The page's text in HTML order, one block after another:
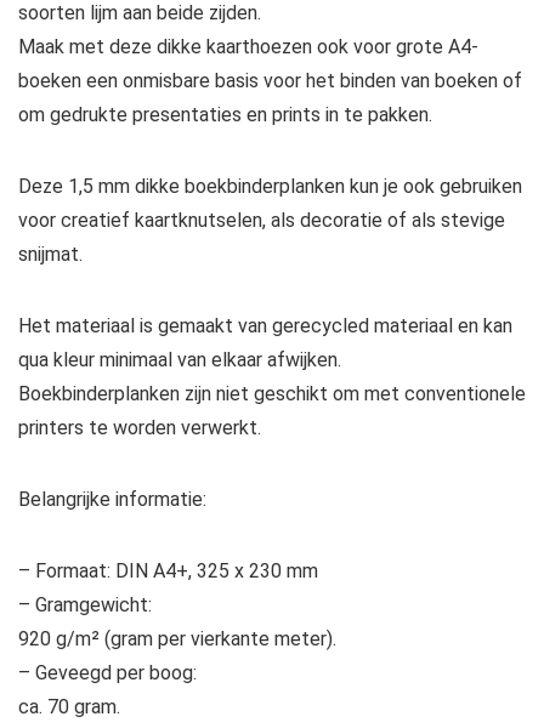
soorten lijm aan beide zijden.
Maak met deze dikke kaarthoezen ook voor grote A4-
boeken een onmisbare basis voor het binden van boeken of
om gedrukte presentaties en prints in te pakken.
Deze 1,5 mm dikke boekbinderplanken kun je ook gebruiken
voor creatief kaartknutselen, als decoratie of als stevige
snijmat.
Het materiaal is gemaakt van gerecycled materiaal en kan
qua kleur minimaal van elkaar afwijken.
Boekbinderplanken zijn niet geschikt om met conventionele
printers te worden verwerkt.
Belangrijke informatie:
– Formaat: DIN A4+, 325 x 230 mm
– Gramgewicht:
920 g/m² (gram per vierkante meter).
– Geveegd per boog:
ca. 70 gram.